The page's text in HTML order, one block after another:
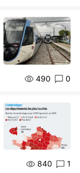
490 0
840 1